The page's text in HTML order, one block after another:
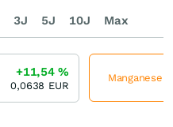
3J 5J 10J Max
+11,54%
0,0638 EUR
Manganese